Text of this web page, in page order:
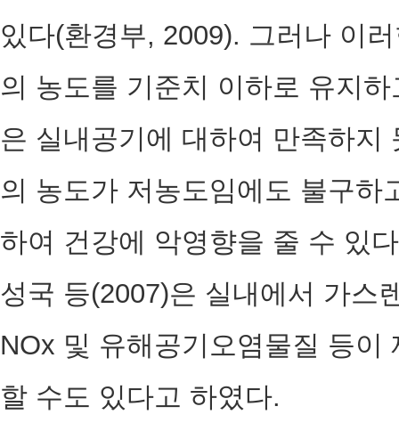
있다(환경부, 2009). 그러나 이
의 농도를 기준치 이하로 유지
은 실내공기에 대하여 만족하
의 농도가 저농도임에도 불구
하여 건강에 악영향을 줄 수 있
성국 등(2007)은 실내에서 가스
NOx 및 유해공기오염물질 등이
할 수도 있다고 하였다.